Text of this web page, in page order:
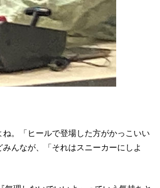
。「ヒールで登場した方がかっこいい
んなが、「それはスニーカーにしよ